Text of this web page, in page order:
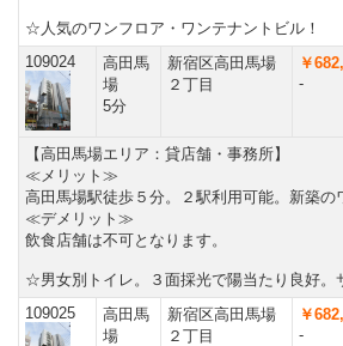
☆人気のワンフロア・ワンテナントビル！
109024
高田馬
場
5分
新宿区高田馬場
２丁目
￥
-
【高田馬場エリア：貸店舗・事務所】
≪メリット≫
高田馬場駅徒歩５分。２駅利用可能。新築の
≪デメリット≫
飲食店舗は不可となります。
☆男女別トイレ。３面採光で陽当たり良好。
109025
高田馬
場
新宿区高田馬場
２丁目
￥
-